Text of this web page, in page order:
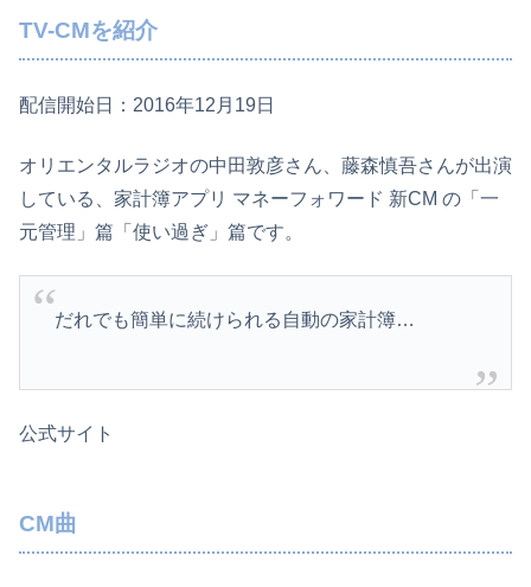
TV-CMを紹介
配信開始日：2016年12月19日
オリエンタルラジオの中田敦彦さん、藤森慎吾さんが出演
している、家計簿アプリ マネーフォワード 新CM の「一
元管理」篇「使い過ぎ」篇です。
だれでも簡単に続けられる自動の家計簿…
公式サイト
CM曲